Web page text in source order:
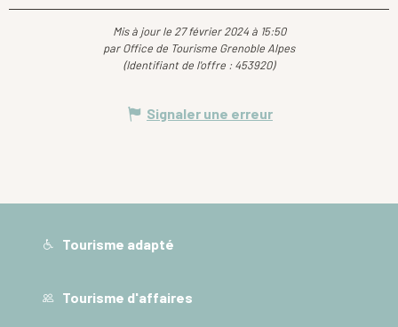
Mis à jour le 27 février 2024 à 15:50
par Office de Tourisme Grenoble Alpes
(Identifiant de l'offre : 453920)
Signaler une erreur
Tourisme adapté
Tourisme d'affaires